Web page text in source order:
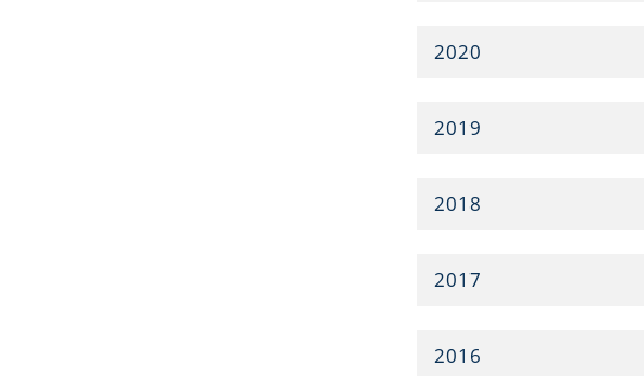
2020
2019
2018
2017
2016